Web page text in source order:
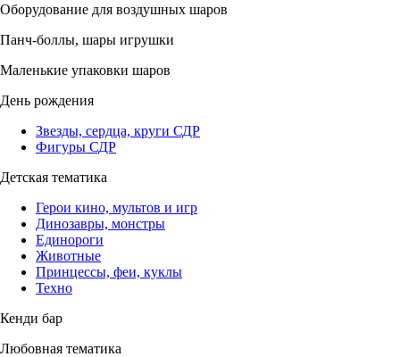
Оборудование для воздушных шаров
Панч-боллы, шары игрушки
Маленькие упаковки шаров
День рождения
Звезды, сердца, круги СДР
Фигуры СДР
Детская тематика
Герои кино, мультов и игр
Динозавры, монстры
Единороги
Животные
Принцессы, феи, куклы
Техно
Кенди бар
Любовная тематика